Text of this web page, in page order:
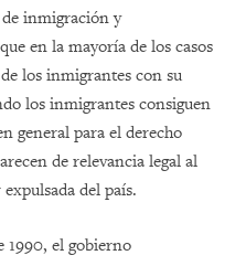
inmigración y
en la mayoría de los casos
los inmigrantes con su
los inmigrantes consiguen
general para el derecho
de relevancia legal al
del país.
1990, el gobierno